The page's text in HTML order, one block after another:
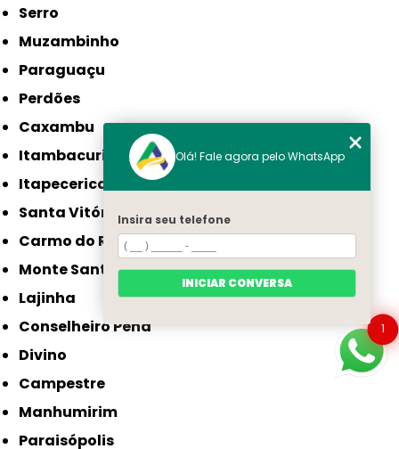
Serro
Muzambinho
Paraguaçu
Perdões
Caxambu
Itambacuri
Itapecerica
Santa Vitória
Carmo do Rio Claro
Monte Santo de Minas
Lajinha
Conselheiro Pena
Divino
Campestre
Manhumirim
Paraisópolis
1
Olá! Fale agora pelo WhatsApp
Insira seu telefone
INICIAR CONVERSA